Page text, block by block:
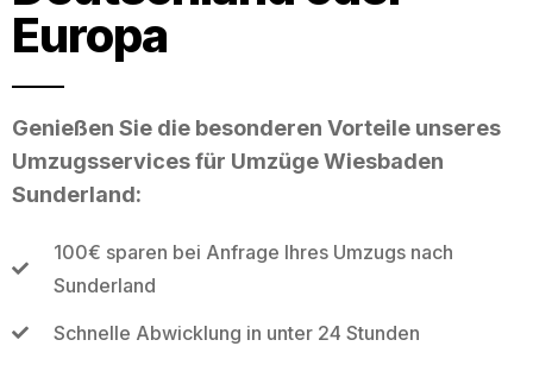
Europa
Genießen Sie die besonderen Vorteile unseres
Umzugsservices für Umzüge Wiesbaden
Sunderland:
100€ sparen bei Anfrage Ihres Umzugs nach
Sunderland
Schnelle Abwicklung in unter 24 Stunden